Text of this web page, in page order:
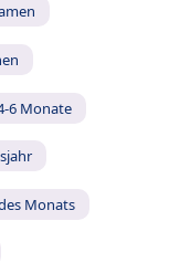
6 Monate
Monats